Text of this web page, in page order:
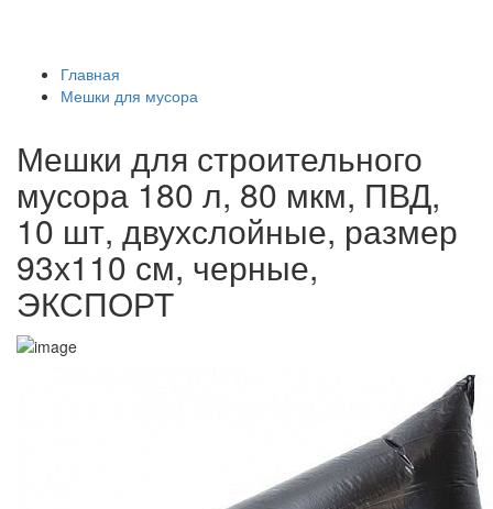
Главная
Мешки для мусора
Мешки для строительного
мусора 180 л, 80 мкм, ПВД,
10 шт, двухслойные, размер
93х110 см, черные,
ЭКСПОРТ